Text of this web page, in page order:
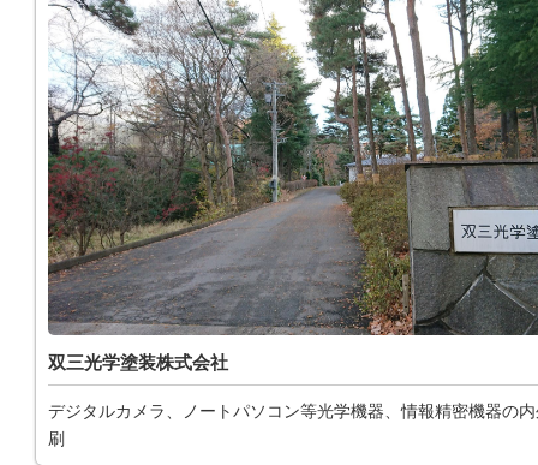
双三光学塗装株式会社
デジタルカメラ、ノートパソコン等光学機器、情報精密機器の
刷